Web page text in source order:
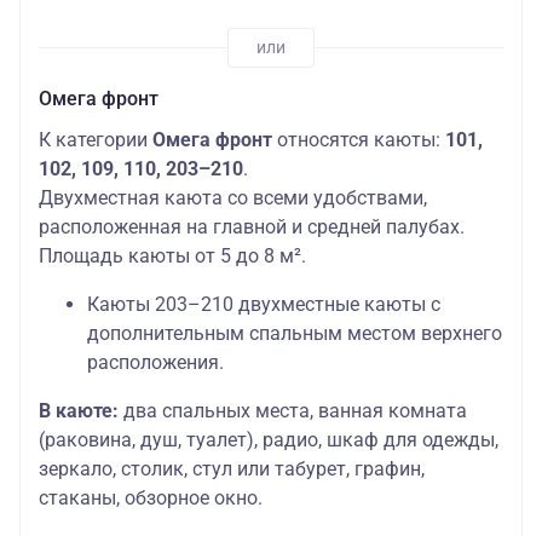
Омега фронт
К категории Омега фронт относятся каюты: 101,
102, 109, 110, 203–210.
Двухместная каюта со всеми удобствами,
расположенная на главной и средней палубах.
Площадь каюты от 5 до 8 м².
Каюты 203–210 двухместные каюты с
дополнительным спальным местом верхнего
расположения.
В каюте: два спальных места, ванная комната
(раковина, душ, туалет), радио, шкаф для одежды,
зеркало, столик, стул или табурет, графин,
стаканы, обзорное окно.